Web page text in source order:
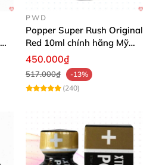
PWD
Popper Super Rush Original
Red 10ml chính hãng Mỹ
USA PWD
450.000₫
517.000₫
-13%
(240)